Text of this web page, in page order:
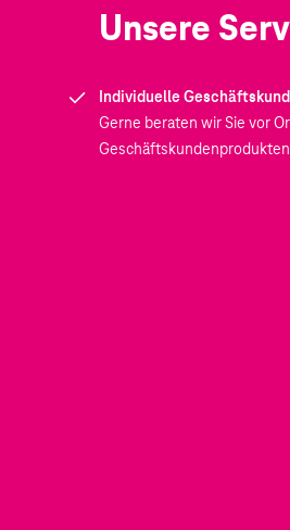
Unsere
Individuelle
Gerne beraten wir Sie vor
Geschäftskundenprodukten